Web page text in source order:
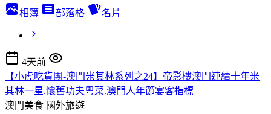
相簿 部落格 名片
4天前
【小虎吃貨團-澳門米其林系列之24】帝影樓澳門連續十年米
其林一星.懷舊功夫粵菜.澳門人年節宴客指標
澳門美食 國外旅遊